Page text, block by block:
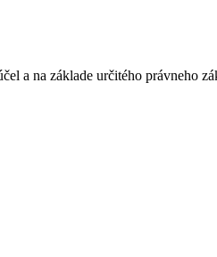
a na základe určitého právneho